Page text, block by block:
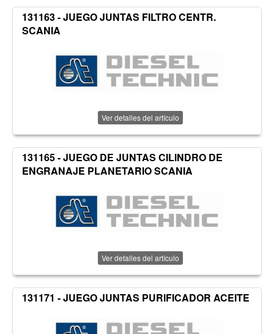
131163 - JUEGO JUNTAS FILTRO CENTR.
SCANIA
Ver detalles del artículo
131165 - JUEGO DE JUNTAS CILINDRO DE
ENGRANAJE PLANETARIO SCANIA
Ver detalles del artículo
131171 - JUEGO JUNTAS PURIFICADOR ACEITE